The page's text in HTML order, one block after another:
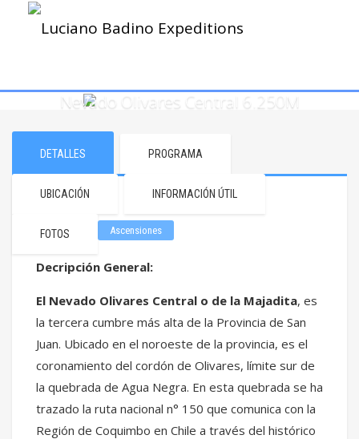
Nevado Olivares Central 6.250M
DETALLES PROGRAMA
UBICACIÓN INFORMACIÓN ÚTIL
FOTOS Ascensiones
Decripción General:
El Nevado Olivares Central o de la Majadita, es
la tercera cumbre más alta de la Provincia de San
Juan. Ubicado en el noroeste de la provincia, es el
coronamiento del cordón de Olivares, límite sur de
la quebrada de Agua Negra. En esta quebrada se ha
trazado la ruta nacional n° 150 que comunica con la
Región de Coquimbo en Chile a través del histórico